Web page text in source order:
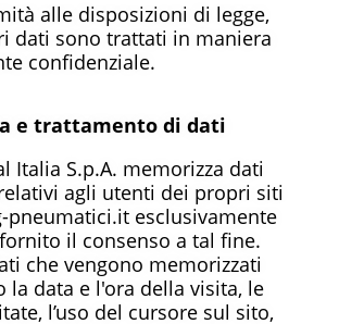
alle disposizioni di legge,
dati sono trattati in maniera
confidenziale.
e trattamento di dati
Italia S.p.A. memorizza dati
agli utenti dei propri siti
pneumatici.it esclusivamente
il consenso a tal fine.
che vengono memorizzati
la data e l'ora della visita, le
l’uso del cursore sul sito,